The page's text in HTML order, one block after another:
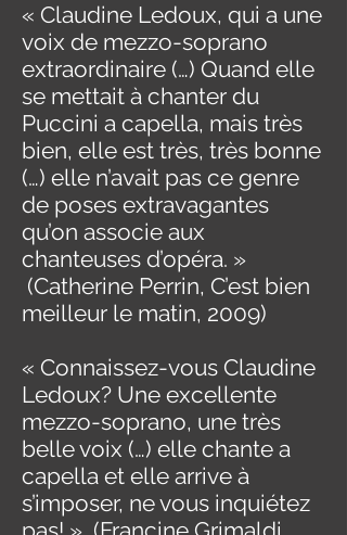
« Claudine Ledoux, qui a une
voix de mezzo-soprano
extraordinaire (…) Quand elle
se mettait à chanter du
Puccini a capella, mais très
bien, elle est très, très bonne
(…) elle n’avait pas ce genre
de poses extravagantes
qu’on associe aux
chanteuses d’opéra. »
(Catherine Perrin, C’est bien
meilleur le matin, 2009)
« Connaissez-vous Claudine
Ledoux? Une excellente
mezzo-soprano, une très
belle voix (…) elle chante a
capella et elle arrive à
s’imposer, ne vous inquiétez